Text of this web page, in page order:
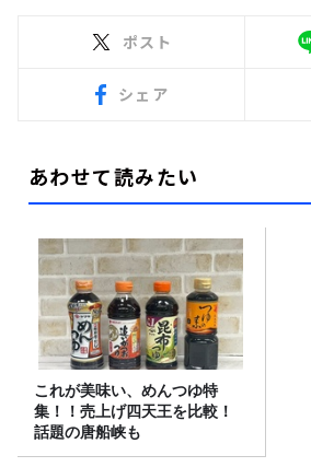
ポスト
シェア
あわせて読みたい
これが美味い、めんつゆ特
集！！売上げ四天王を比較！
話題の唐船峡も